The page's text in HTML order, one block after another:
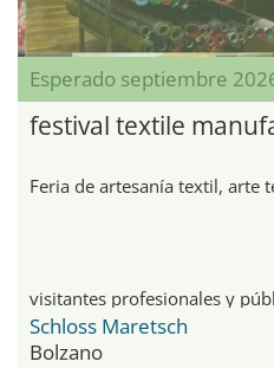
Esperado septiembre
festival textile
Feria de artesanía textil, arte
visitantes profesionales y
Schloss Maretsch
Bolzano